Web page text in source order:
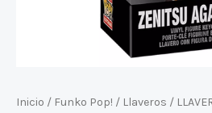
Inicio / Funko Pop! / Llaveros /